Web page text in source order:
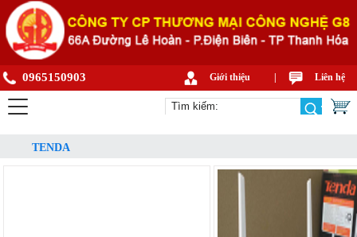
0965150903 Giới thiệu Liên hệ
TENDA